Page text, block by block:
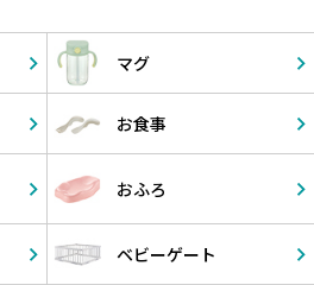
マグ
お食事
おふろ
ベビーゲート